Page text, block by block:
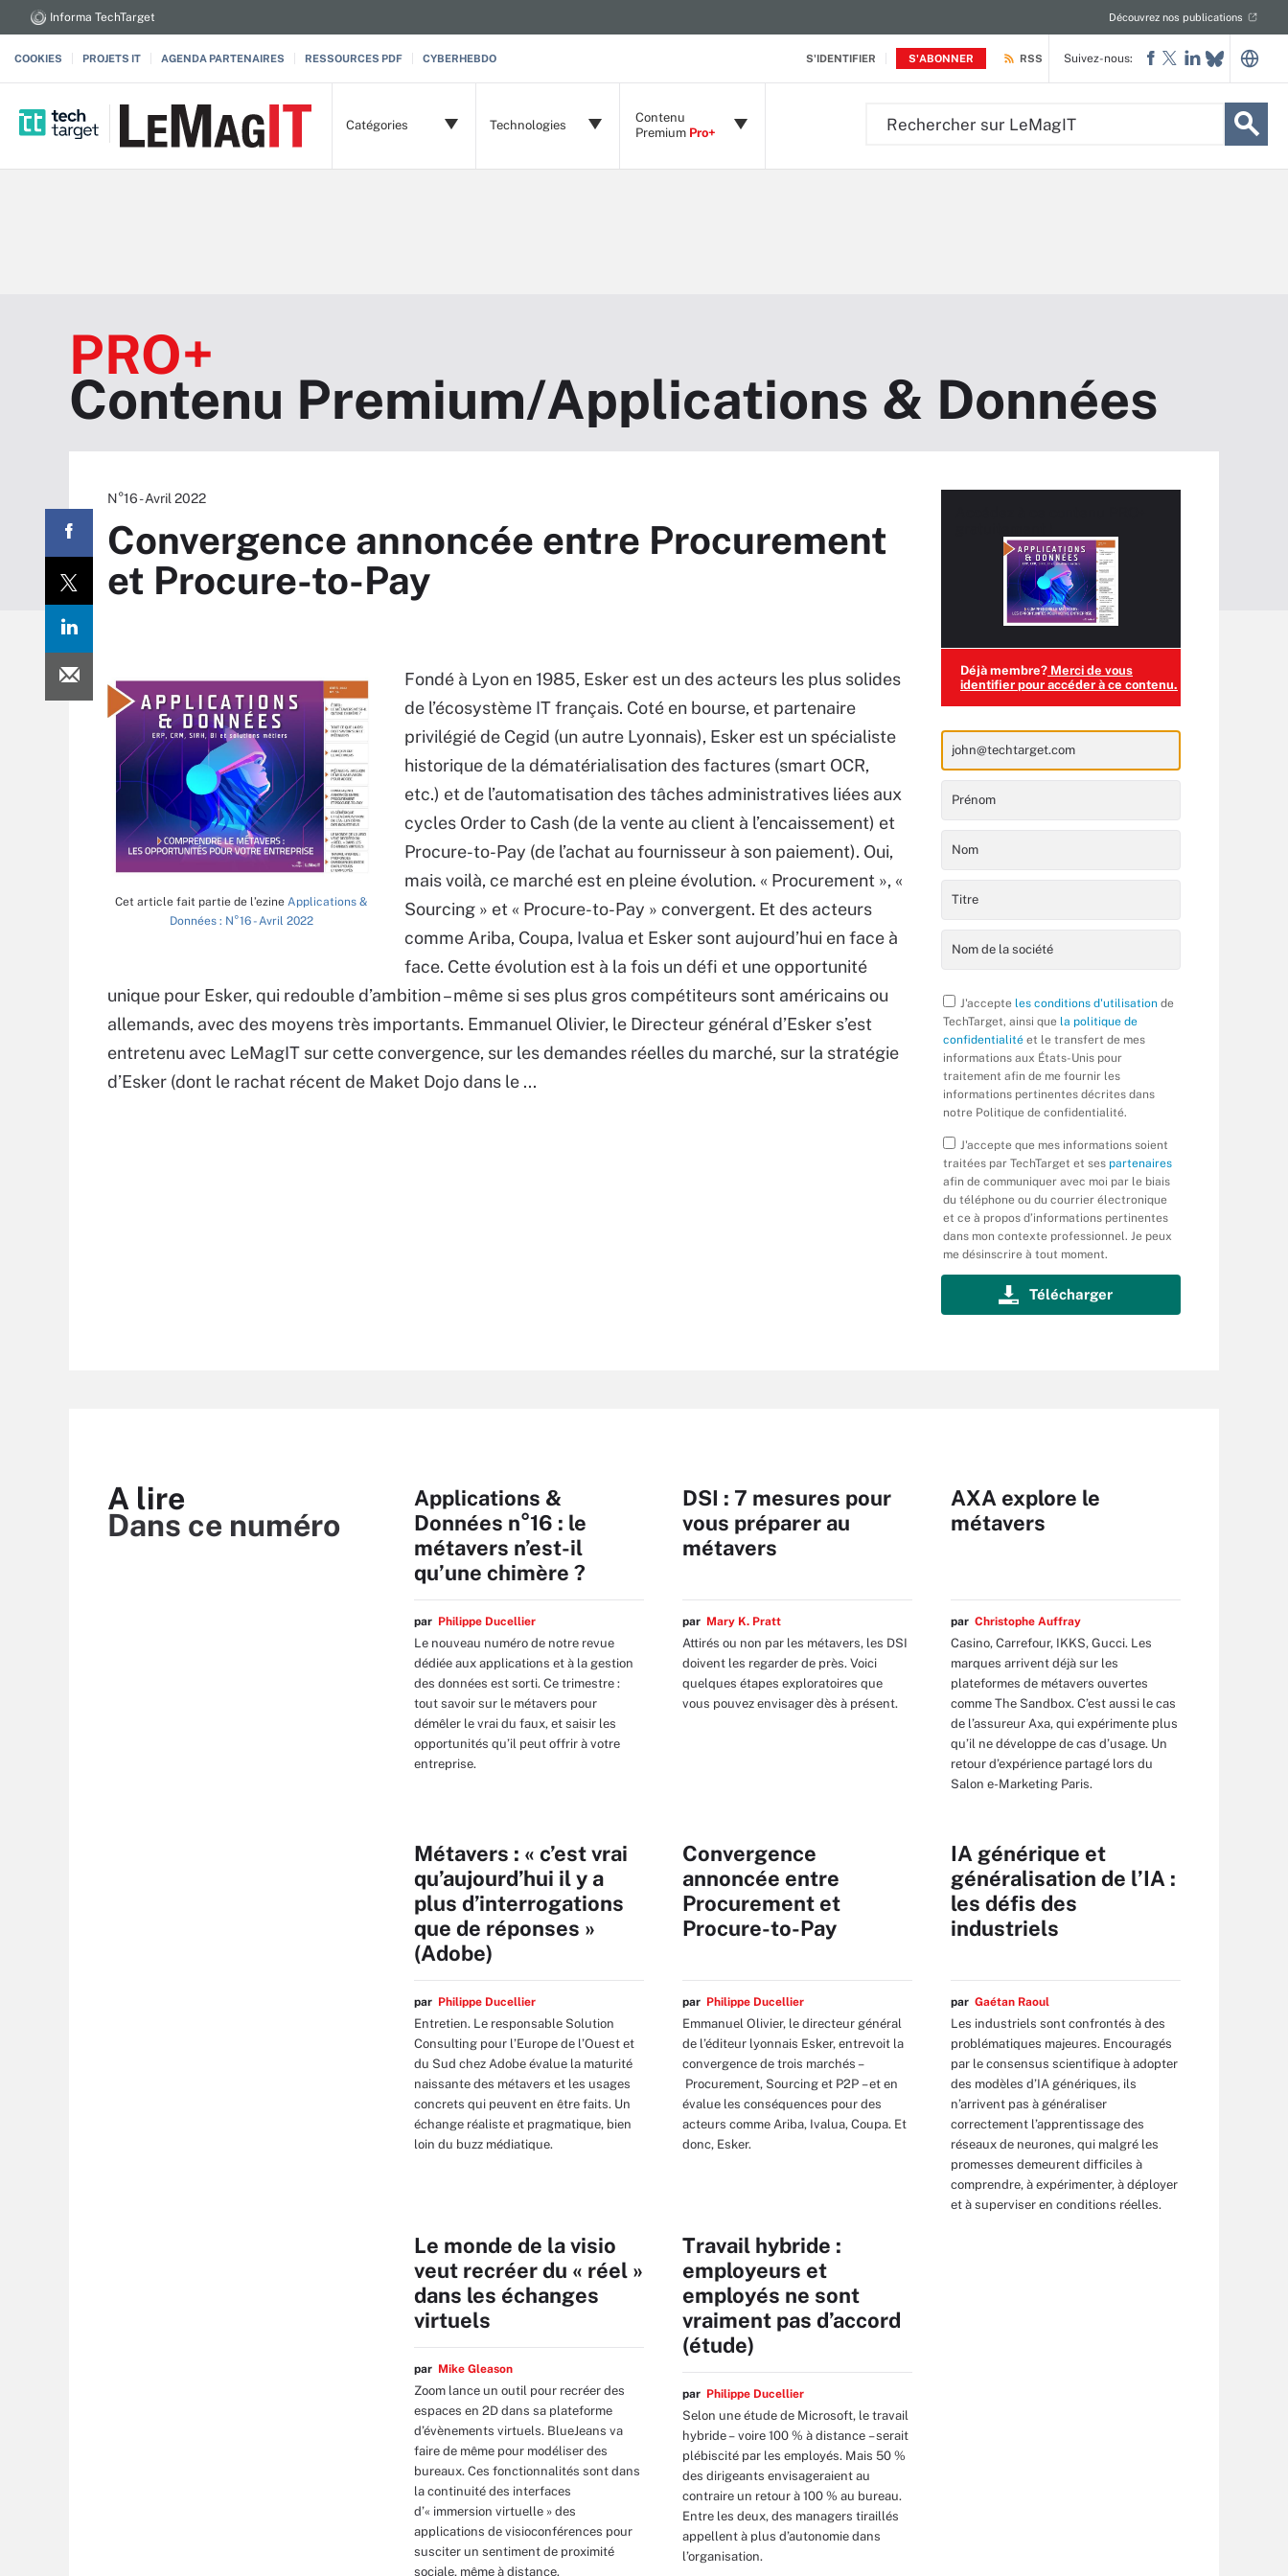
S'IDENTIFIER S'ABONNER
Informa TechTarget Découvrez nos publications
COOKIES PROJETS IT AGENDA PARTENAIRES RESSOURCES PDF CYBERHEBDO RSS
Catégories Technologies
Contenu
Premium Pro+
Suivez-nous:
PRO+
Contenu Premium/Applications & Données
N°16 - Avril 2022
Convergence annoncée entre Procurement
et Procure-to-Pay
Cet article fait partie de l’ezine Applications &
Données : N°16 - Avril 2022
Fondé à Lyon en 1985, Esker est un des acteurs les plus solides
de l’écosystème IT français. Coté en bourse, et partenaire
privilégié de Cegid (un autre Lyonnais), Esker est un spécialiste
historique de la dématérialisation des factures (smart OCR,
etc.) et de l’automatisation des tâches administratives liées aux
cycles Order to Cash (de la vente au client à l’encaissement) et
Procure-to-Pay (de l’achat au fournisseur à son paiement). Oui,
mais voilà, ce marché est en pleine évolution. « Procurement », «
Sourcing » et « Procure-to-Pay » convergent. Et des acteurs
comme Ariba, Coupa, Ivalua et Esker sont aujourd’hui en face à
face. Cette évolution est à la fois un défi et une opportunité
unique pour Esker, qui redouble d’ambition – même si ses plus gros compétiteurs sont américains ou
allemands, avec des moyens très importants. Emmanuel Olivier, le Directeur général d’Esker s’est
entretenu avec LeMagIT sur cette convergence, sur les demandes réelles du marché, sur la stratégie
d’Esker (dont le rachat récent de Maket Dojo dans le ...
Déjà membre? Merci de vous
identifier pour accéder à ce contenu.
J'accepte les conditions d'utilisation de
TechTarget, ainsi que la politique de
confidentialité et le transfert de mes
informations aux États-Unis pour
traitement afin de me fournir les
informations pertinentes décrites dans
notre Politique de confidentialité.
J'accepte que mes informations soient
traitées par TechTarget et ses partenaires
afin de communiquer avec moi par le biais
du téléphone ou du courrier électronique
et ce à propos d’informations pertinentes
dans mon contexte professionnel. Je peux
me désinscrire à tout moment.
A lire
Dans ce numéro
Applications &
Données n°16 : le
métavers n’est-il
qu’une chimère ?
par Philippe Ducellier
Le nouveau numéro de notre revue
dédiée aux applications et à la gestion
des données est sorti. Ce trimestre :
tout savoir sur le métavers pour
démêler le vrai du faux, et saisir les
opportunités qu’il peut offrir à votre
entreprise.
DSI : 7 mesures pour
vous préparer au
métavers
par Mary K. Pratt
Attirés ou non par les métavers, les DSI
doivent les regarder de près. Voici
quelques étapes exploratoires que
vous pouvez envisager dès à présent.
AXA explore le
métavers
par Christophe Auffray
Casino, Carrefour, IKKS, Gucci. Les
marques arrivent déjà sur les
plateformes de métavers ouvertes
comme The Sandbox. C’est aussi le cas
de l’assureur Axa, qui expérimente plus
qu’il ne développe de cas d’usage. Un
retour d’expérience partagé lors du
Salon e-Marketing Paris.
Métavers : « c’est vrai
qu’aujourd’hui il y a
plus d’interrogations
que de réponses »
(Adobe)
par Philippe Ducellier
Entretien. Le responsable Solution
Consulting pour l’Europe de l’Ouest et
du Sud chez Adobe évalue la maturité
naissante des métavers et les usages
concrets qui peuvent en être faits. Un
échange réaliste et pragmatique, bien
loin du buzz médiatique.
Convergence
annoncée entre
Procurement et
Procure-to-Pay
par Philippe Ducellier
Emmanuel Olivier, le directeur général
de l’éditeur lyonnais Esker, entrevoit la
convergence de trois marchés –
Procurement, Sourcing et P2P – et en
évalue les conséquences pour des
acteurs comme Ariba, Ivalua, Coupa. Et
donc, Esker.
IA générique et
généralisation de l’IA :
les défis des
industriels
par Gaétan Raoul
Les industriels sont confrontés à des
problématiques majeures. Encouragés
par le consensus scientifique à adopter
des modèles d’IA génériques, ils
n’arrivent pas à généraliser
correctement l’apprentissage des
réseaux de neurones, qui malgré les
promesses demeurent difficiles à
comprendre, à expérimenter, à déployer
et à superviser en conditions réelles.
Le monde de la visio
veut recréer du « réel »
dans les échanges
virtuels
par Mike Gleason
Zoom lance un outil pour recréer des
espaces en 2D dans sa plateforme
d’évènements virtuels. BlueJeans va
faire de même pour modéliser des
bureaux. Ces fonctionnalités sont dans
la continuité des interfaces
d’« immersion virtuelle » des
applications de visioconférences pour
susciter un sentiment de proximité
sociale, même à distance.
Travail hybride :
employeurs et
employés ne sont
vraiment pas d’accord
(étude)
par Philippe Ducellier
Selon une étude de Microsoft, le travail
hybride – voire 100 % à distance – serait
plébiscité par les employés. Mais 50 %
des dirigeants envisageraient au
contraire un retour à 100 % au bureau.
Entre les deux, des managers tiraillés
appellent à plus d’autonomie dans
l’organisation.